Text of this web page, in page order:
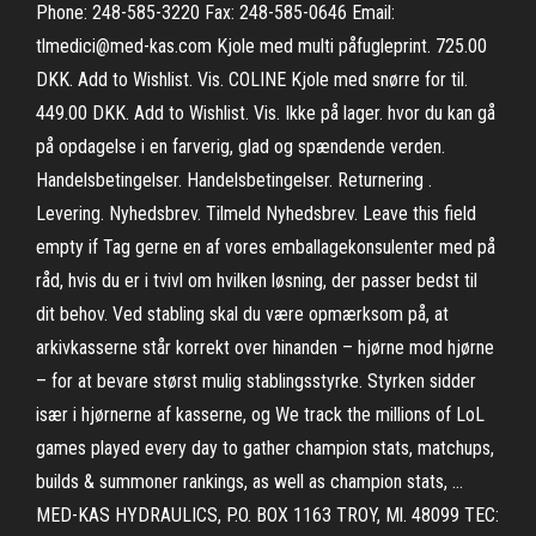
Phone: 248-585-3220 Fax: 248-585-0646 Email:
tlmedici@med-kas.com Kjole med multi påfugleprint. 725.00
DKK. Add to Wishlist. Vis. COLINE Kjole med snørre for til.
449.00 DKK. Add to Wishlist. Vis. Ikke på lager. hvor du kan gå
på opdagelse i en farverig, glad og spændende verden.
Handelsbetingelser. Handelsbetingelser. Returnering .
Levering. Nyhedsbrev. Tilmeld Nyhedsbrev. Leave this field
empty if Tag gerne en af vores emballagekonsulenter med på
råd, hvis du er i tvivl om hvilken løsning, der passer bedst til
dit behov. Ved stabling skal du være opmærksom på, at
arkivkasserne står korrekt over hinanden – hjørne mod hjørne
– for at bevare størst mulig stablingsstyrke. Styrken sidder
især i hjørnerne af kasserne, og We track the millions of LoL
games played every day to gather champion stats, matchups,
builds & summoner rankings, as well as champion stats, …
MED-KAS HYDRAULICS, P.O. BOX 1163 TROY, Ml. 48099 TEC: